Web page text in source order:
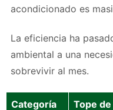
acondicionado es
La eficiencia ha
ambiental a una
sobrevivir al mes.
Categoría
Tope de